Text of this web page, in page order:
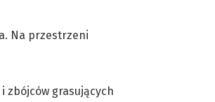
Na przestrzeni
zbójców grasujących